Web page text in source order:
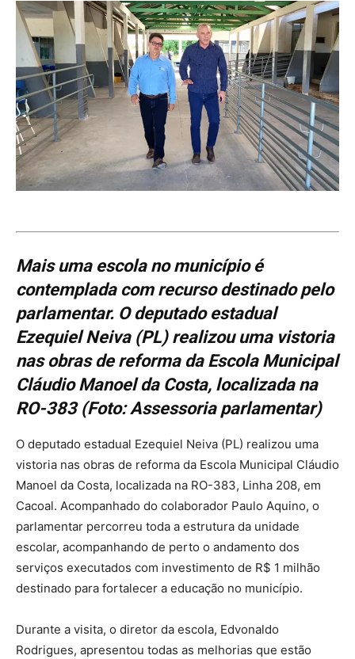
Mais uma escola no município é
contemplada com recurso destinado pelo
parlamentar. O deputado estadual
Ezequiel Neiva (PL) realizou uma vistoria
nas obras de reforma da Escola Municipal
Cláudio Manoel da Costa, localizada na
RO-383 (Foto: Assessoria parlamentar)
O deputado estadual Ezequiel Neiva (PL) realizou uma
vistoria nas obras de reforma da Escola Municipal Cláudio
Manoel da Costa, localizada na RO-383, Linha 208, em
Cacoal. Acompanhado do colaborador Paulo Aquino, o
parlamentar percorreu toda a estrutura da unidade
escolar, acompanhando de perto o andamento dos
serviços executados com investimento de R$ 1 milhão
destinado para fortalecer a educação no município.
Durante a visita, o diretor da escola, Edvonaldo
Rodrigues, apresentou todas as melhorias que estão